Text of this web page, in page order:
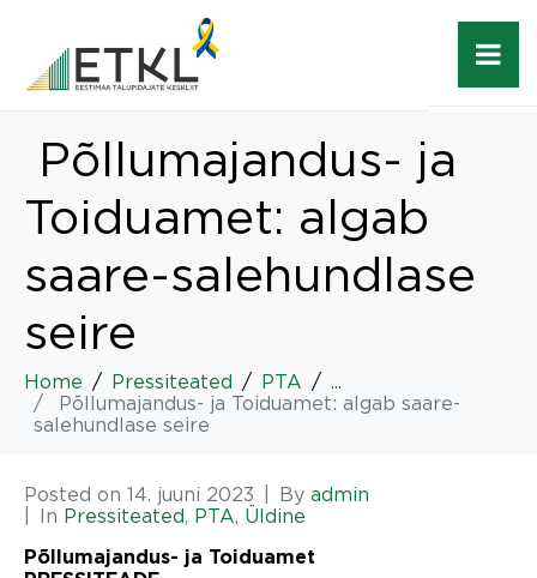
Põllumajandus- ja
Toiduamet: algab
saare-salehundlase
seire
Home Pressiteated PTA
...
Põllumajandus- ja Toiduamet: algab saare-
salehundlase seire
Posted on 14. juuni 2023 By admin
In Pressiteated, PTA, Üldine
Põllumajandus- ja Toiduamet